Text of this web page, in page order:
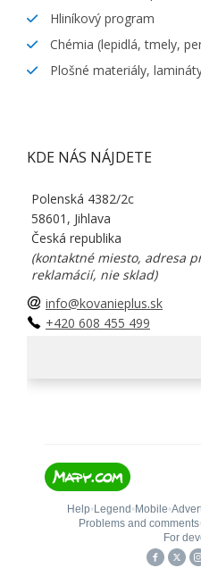
Hliníkový program
Chémia (lepidlá, tmely,
Plošné materiály,
KDE NÁS NÁJDETE
Polenská 4382/2c
58601, Jihlava
Česká republika
(kontaktné miesto, adresa
reklamácií, nie sklad)
info@kovanieplus.sk
+420 608 455 499